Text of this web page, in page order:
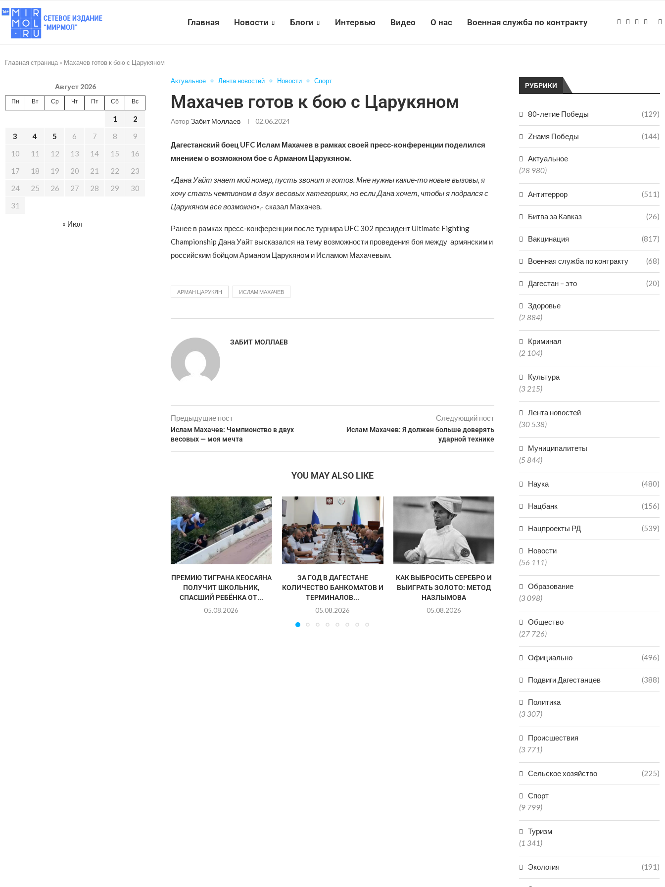
Главная Новости Блоги Интервью Видео О нас Военная служба по контракту
Главная страница » Махачев готов к бою с Царукяном
Актуальное Лента новостей Новости Спорт
Махачев готов к бою с Царукяном
Автор Забит Моллаев 02.06.2024
Дагестанский боец UFC Ислам Махачев в рамках своей пресс-конференции поделился
мнением о возможном бое с Арманом Царукяном.
«Дана Уайт знает мой номер, пусть звонит я готов. Мне нужны какие-то новые вызовы, я
хочу стать чемпионом в двух весовых категориях, но если Дана хочет, чтобы я подрался с
Царукяном все возможно»,- сказал Махачев.
Ранее в рамках пресс-конференции после турнира UFC 302 президент Ultimate Fighting
Championship Дана Уайт высказался на тему возможности проведения боя между армянским и
российским бойцом Арманом Царукяном и Исламом Махачевым.
АРМАН ЦАРУКЯН ИСЛАМ МАХАЧЕВ
ЗАБИТ МОЛЛАЕВ
Предыдущие пост
Ислам Махачев: Чемпионство в двух
весовых — моя мечта
Следующий пост
Ислам Махачев: Я должен больше доверять
ударной технике
YOU MAY ALSO LIKE
ПРЕМИЮ ТИГРАНА КЕОСАЯНА
ПОЛУЧИТ ШКОЛЬНИК,
СПАСШИЙ РЕБЁНКА ОТ...
05.08.2026
ЗА ГОД В ДАГЕСТАНЕ
КОЛИЧЕСТВО БАНКОМАТОВ И
ТЕРМИНАЛОВ...
05.08.2026
КАК ВЫБРОСИТЬ СЕРЕБРО И
ВЫИГРАТЬ ЗОЛОТО: МЕТОД
НАЗЛЫМОВА
05.08.2026
В ДАГЕСТАНЕ СНИЗИЛОСЬ
КОЛИЧЕСТВО НАРУШЕНИЙ
ПРИ ГАЗОПОТРЕБЛЕНИИ
05.08.2026
НЕ
ПРОСЯТ
РУБРИКИ
80-летие Победы (129)
Zнамя Победы (144)
Актуальное
(28 980)
Антитеррор (511)
Битва за Кавказ (26)
Вакцинация (817)
Военная служба по контракту (68)
Дагестан – это (20)
Здоровье
(2 884)
Криминал
(2 104)
Культура
(3 215)
Лента новостей
(30 538)
Муниципалитеты
(5 844)
Наука (480)
Нацбанк (156)
Нацпроекты РД (539)
Новости
(56 111)
Образование
(3 098)
Общество
(27 726)
Официально (496)
Подвиги Дагестанцев (388)
Политика
(3 307)
Происшествия
(3 771)
Сельское хозяйство (225)
Спорт
(9 799)
Туризм
(1 341)
Экология (191)
Август 2026
Пн Вт Ср Чт Пт Сб Вс
1
2
3
4 5 6 7 8
9
10
11 12 13 14 15
16
17
18 19 20 21 22
23
24
25 26 27 28 29
30
31
« Июл